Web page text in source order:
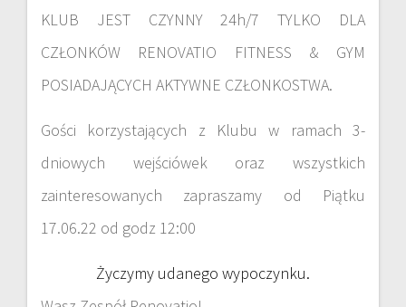
KLUB JEST CZYNNY 24h/7 TYLKO DLA
CZŁONKÓW RENOVATIO FITNESS & GYM
POSIADAJĄCYCH AKTYWNE CZŁONKOSTWA.
Gości korzystających z Klubu w ramach 3-
dniowych wejściówek oraz wszystkich
zainteresowanych zapraszamy od Piątku
17.06.22 od godz 12:00
Życzymy udanego wypoczynku.